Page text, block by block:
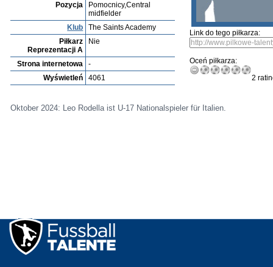
Pozycja
Pomocnicy,Central
midfielder
Klub
The Saints Academy
Piłkarz
Reprezentacji A
Nie
Strona internetowa
-
Wyświetleń
4061
Link do tego piłkarza:
Oceń piłkarza:
2
Oktober 2024: Leo Rodella ist U-17 Nationalspieler für Italien.